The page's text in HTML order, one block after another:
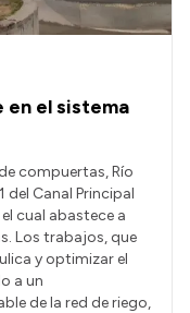
en el sistema
compuertas, Río
del Canal Principal
cual abastece a
Los trabajos, que
y optimizar el
a un
de la red de riego,